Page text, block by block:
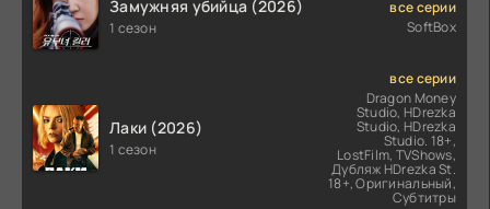
Замужняя убийца (2026)
1 сезон
все серии
SoftBox
Лаки (2026)
1 сезон
все серии
Dragon Money
Studio, HDrezka
Studio, HDrezka
Studio. 18+,
LostFilm, TVShows,
Дубляж HDrezka St.
18+, Оригинальный,
Субтитры